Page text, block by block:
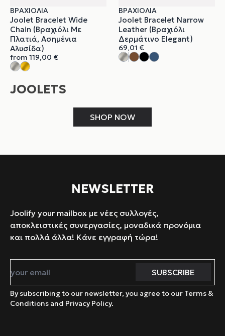
ΒΡΑΧΙΌΛΙΑ
Joolet Bracelet Wide
Chain (Βραχιόλι Με
Πλατιά, Ασημένια
Αλυσίδα)
from 119,00 €
ΒΡΑΧΙΌΛΙΑ
Joolet Bracelet Narrow
Leather (Βραχιόλι
Δερμάτινο Elegant)
69,01 €
JOOLETS
SHOP NOW
NEWSLETTER
Joolify your mailbox με νέες συλλογές,
αποκλειστικές συνεργασίες, μοναδικά προνόμια
και πολλά άλλα! Κάνε εγγραφή τώρα!
By subscribing to our newsletter, you agree to our Terms &
Conditions and Privacy Policy.